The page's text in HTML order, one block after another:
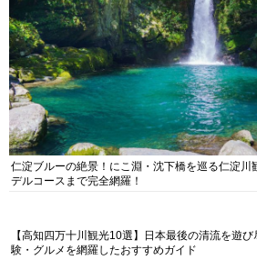
仁淀ブルーの絶景！にこ淵・沈下橋を巡る仁淀川
デルコースまで完全網羅！
【高知四万十川観光10選】日本最後の清流を遊
験・グルメを網羅したおすすめガイド